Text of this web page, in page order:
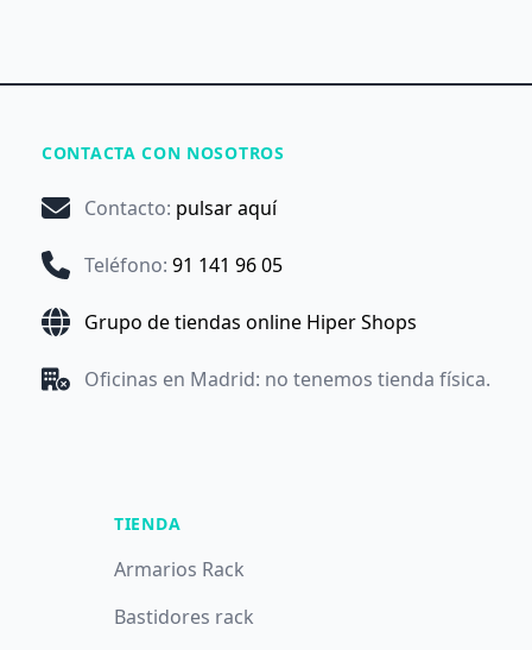
CONTACTA CON NOSOTROS
Contacto: pulsar aquí
Teléfono: 91 141 96 05
Grupo de tiendas online Hiper Shops
Oficinas en Madrid: no tenemos tienda física.
TIENDA
Armarios Rack
Bastidores rack